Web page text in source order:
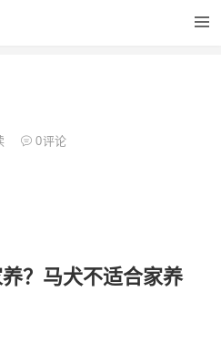
0评论
？马犬不适合家养